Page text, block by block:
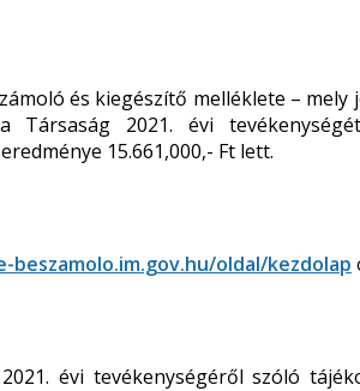
és kiegészítő melléklete – mely
2021. évi
15.661,000,- Ft lett.
beszamolo.im.gov.hu/oldal/kezdolap
évi tevékenységéről szóló